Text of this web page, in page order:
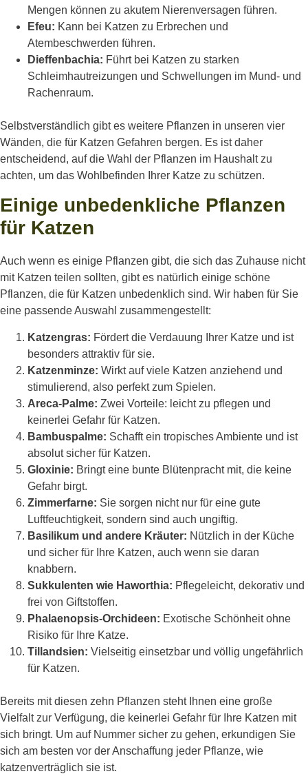
Mengen können zu akutem Nierenversagen führen.
Efeu: Kann bei Katzen zu Erbrechen und
Atembeschwerden führen.
Dieffenbachia: Führt bei Katzen zu starken
Schleimhautreizungen und Schwellungen im Mund- und
Rachenraum.
Selbstverständlich gibt es weitere Pflanzen in unseren vier
Wänden, die für Katzen Gefahren bergen. Es ist daher
entscheidend, auf die Wahl der Pflanzen im Haushalt zu
achten, um das Wohlbefinden Ihrer Katze zu schützen.
Einige unbedenkliche Pflanzen
für Katzen
Auch wenn es einige Pflanzen gibt, die sich das Zuhause nicht
mit Katzen teilen sollten, gibt es natürlich einige schöne
Pflanzen, die für Katzen unbedenklich sind. Wir haben für Sie
eine passende Auswahl zusammengestellt:
Katzengras: Fördert die Verdauung Ihrer Katze und ist
besonders attraktiv für sie.
Katzenminze: Wirkt auf viele Katzen anziehend und
stimulierend, also perfekt zum Spielen.
Areca-Palme: Zwei Vorteile: leicht zu pflegen und
keinerlei Gefahr für Katzen.
Bambuspalme: Schafft ein tropisches Ambiente und ist
absolut sicher für Katzen.
Gloxinie: Bringt eine bunte Blütenpracht mit, die keine
Gefahr birgt.
Zimmerfarne: Sie sorgen nicht nur für eine gute
Luftfeuchtigkeit, sondern sind auch ungiftig.
Basilikum und andere Kräuter: Nützlich in der Küche
und sicher für Ihre Katzen, auch wenn sie daran
knabbern.
Sukkulenten wie Haworthia: Pflegeleicht, dekorativ und
frei von Giftstoffen.
Phalaenopsis-Orchideen: Exotische Schönheit ohne
Risiko für Ihre Katze.
Tillandsien: Vielseitig einsetzbar und völlig ungefährlich
für Katzen.
Bereits mit diesen zehn Pflanzen steht Ihnen eine große
Vielfalt zur Verfügung, die keinerlei Gefahr für Ihre Katzen mit
sich bringt. Um auf Nummer sicher zu gehen, erkundigen Sie
sich am besten vor der Anschaffung jeder Pflanze, wie
katzenverträglich sie ist.